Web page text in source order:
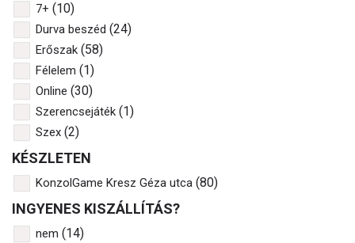
7+ (10)
Durva beszéd (24)
Erőszak (58)
Félelem (1)
Online (30)
Szerencsejáték (1)
Szex (2)
KÉSZLETEN
KonzolGame Kresz Géza utca (80)
INGYENES KISZÁLLÍTÁS?
nem (14)